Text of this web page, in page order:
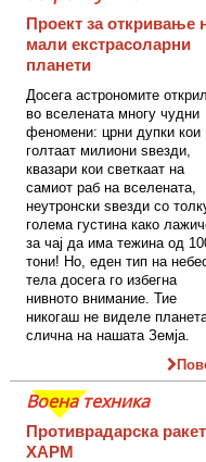
Проект за откривање
мали екстрасоларни
планети
Досега астрономите
во вселената многу чудни
феномени: црни дупки кои
голтаат милиони ѕвезди,
квазари кои светкаат на
самиот раб на вселената,
неутронски ѕвезди со
голема густина како
за чај да има тежина од
тони! Но, еден тип на
тела досега го избегна
нивното внимание. Тие
никогаш не виделе
слична на нашата Земја.
Воена техника
Противрадарска
ХАРМ